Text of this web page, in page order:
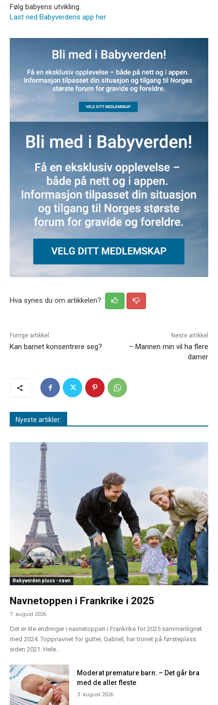
Følg babyens utvikling:
Last ned Babyverdens app her
Hva synes du om artikkelen?
Forrige artikkel
Kan barnet konsentrere seg?
Neste artikkel
– Mannen min vil ha flere
damer
Nyeste artikler:
Babyverden pluss - navn
Navnetoppen i Frankrike i 2025
7. august 2026
Det er lite endringer i navnetoppen i Frankrike for 2025 sammenlignet
med 2024. Toppnavnet for gutter, Gabriel, har tronet på førsteplass
siden 2021. Hele...
Moderat premature barn: – Det går bra
med de aller fleste
3. august 2026